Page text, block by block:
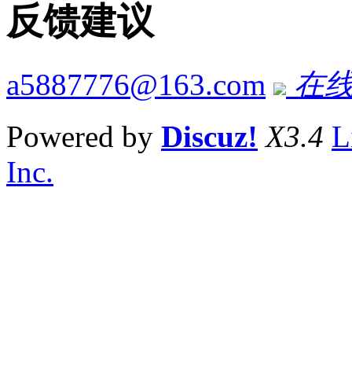
反馈建议
a5887776@163.com
在
Powered by Discuz! X3.4
Inc.